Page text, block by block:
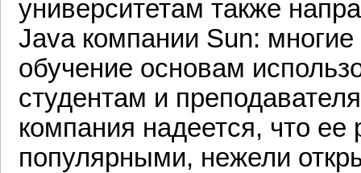
университетам также
Java компании Sun:
обучение основам
студентам и
компания надеется, что ее
популярными, нежели